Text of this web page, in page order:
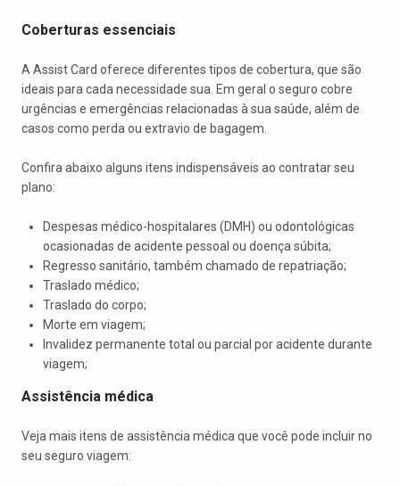
Coberturas essenciais
A Assist Card oferece diferentes tipos de cobertura, que são
ideais para cada necessidade sua. Em geral o seguro cobre
urgências e emergências relacionadas à sua saúde, além de
casos como perda ou extravio de bagagem.
Confira abaixo alguns itens indispensáveis ao contratar seu
plano:
Despesas médico-hospitalares (DMH) ou odontológicas
ocasionadas de acidente pessoal ou doença súbita;
Regresso sanitário, também chamado de repatriação;
Traslado médico;
Traslado do corpo;
Morte em viagem;
Invalidez permanente total ou parcial por acidente durante
viagem;
Assistência médica
Veja mais itens de assistência médica que você pode incluir no
seu seguro viagem: